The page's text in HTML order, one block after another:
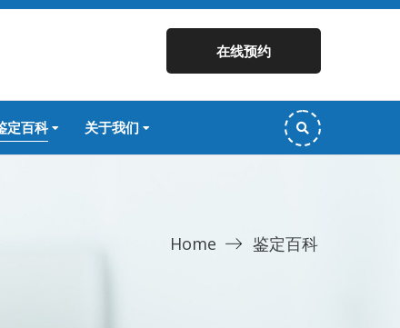
在线预约
定百科 关于我们
Home 鉴定百科